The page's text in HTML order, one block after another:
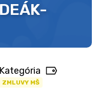
Kategória
ZMLUVY MŠ